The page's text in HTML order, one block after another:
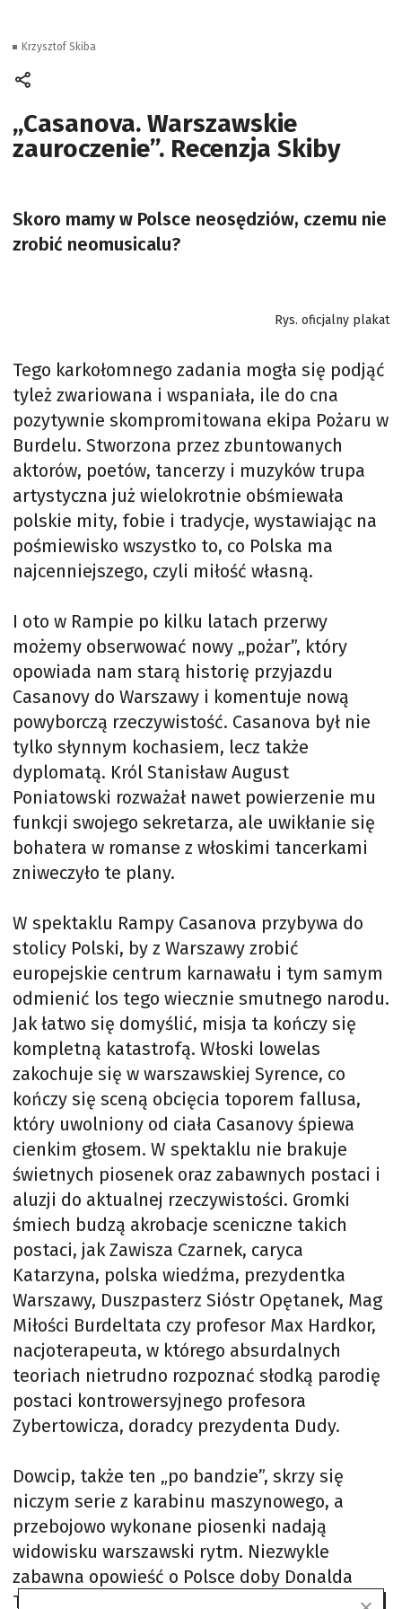
„Casanova. Warszawskie
zauroczenie”. Recenzja Skiby
Skoro mamy w Polsce neosędziów, czemu nie
zrobić neomusicalu?
Rys. oficjalny plakat
Tego karkołomnego zadania mogła się podjąć
tyleż zwariowana i wspaniała, ile do cna
pozytywnie skompromitowana ekipa Pożaru w
Burdelu. Stworzona przez zbuntowanych
aktorów, poetów, tancerzy i muzyków trupa
artystyczna już wielokrotnie obśmiewała
polskie mity, fobie i tradycje, wystawiając na
pośmiewisko wszystko to, co Polska ma
najcenniejszego, czyli miłość własną.
I oto w Rampie po kilku latach przerwy
możemy obserwować nowy „pożar”, który
opowiada nam starą historię przyjazdu
Casanovy do Warszawy i komentuje nową
powyborczą rzeczywistość. Casanova był nie
tylko słynnym kochasiem, lecz także
dyplomatą. Król Stanisław August
Poniatowski rozważał nawet powierzenie mu
funkcji swojego sekretarza, ale uwikłanie się
bohatera w romanse z włoskimi tancerkami
zniweczyło te plany.
W spektaklu Rampy Casanova przybywa do
stolicy Polski, by z Warszawy zrobić
europejskie centrum karnawału i tym samym
odmienić los tego wiecznie smutnego narodu.
Jak łatwo się domyślić, misja ta kończy się
kompletną katastrofą. Włoski lowelas
zakochuje się w warszawskiej Syrence, co
kończy się sceną obcięcia toporem fallusa,
który uwolniony od ciała Casanovy śpiewa
cienkim głosem. W spektaklu nie brakuje
świetnych piosenek oraz zabawnych postaci i
aluzji do aktualnej rzeczywistości. Gromki
śmiech budzą akrobacje sceniczne takich
postaci, jak Zawisza Czarnek, caryca
Katarzyna, polska wiedźma, prezydentka
Warszawy, Duszpasterz Sióstr Opętanek, Mag
Miłości Burdeltata czy profesor Max Hardkor,
nacjoterapeuta, w którego absurdalnych
teoriach nietrudno rozpoznać słodką parodię
postaci kontrowersyjnego profesora
Zybertowicza, doradcy prezydenta Dudy.
Dowcip, także ten „po bandzie”, skrzy się
niczym serie z karabinu maszynowego, a
przebojowo wykonane piosenki nadają
widowisku warszawski rytm. Niezwykle
zabawna opowieść o Polsce doby Donalda
Tuska, utopiona pięknie w prawdziwej miłości
Krzysztof Skiba